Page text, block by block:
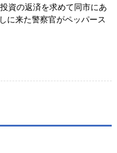
資の返済を求めて同市にあ
に来た警察官がペッパース